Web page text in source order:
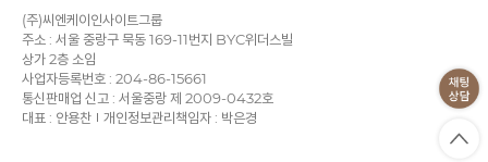
(주)씨엔케이인사이트그룹
주소 : 서울 중랑구 묵동 169-11번지 BYC위더스빌
상가 2층 소임
사업자등록번호 : 204-86-15661
통신판매업 신고 : 서울중랑 제 2009-0432호
대표 : 안용찬
개인정보관리책임자 : 박은경